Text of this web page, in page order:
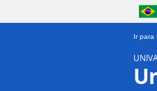
Ir para